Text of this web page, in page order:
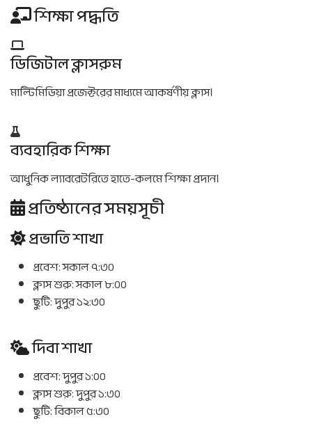
শিক্ষা পদ্ধতি
ডিজিটাল ক্লাসরুম
মাল্টিমিডিয়া প্রজেক্টরের মাধ্যমে আকর্ষণীয় ক্লাস।
ব্যবহারিক শিক্ষা
আধুনিক ল্যাবরেটরিতে হাতে-কলমে শিক্ষা প্রদান।
প্রতিষ্ঠানের সময়সূচী
প্রভাতি শাখা
প্রবেশ:সকাল ৭:৩০
ক্লাস শুরু:সকাল ৮:০০
ছুটি:দুপুর ১২:৩০
দিবা শাখা
প্রবেশ:দুপুর ১:০০
ক্লাস শুরু:দুপুর ১:৩০
ছুটি:বিকাল ৫:৩০